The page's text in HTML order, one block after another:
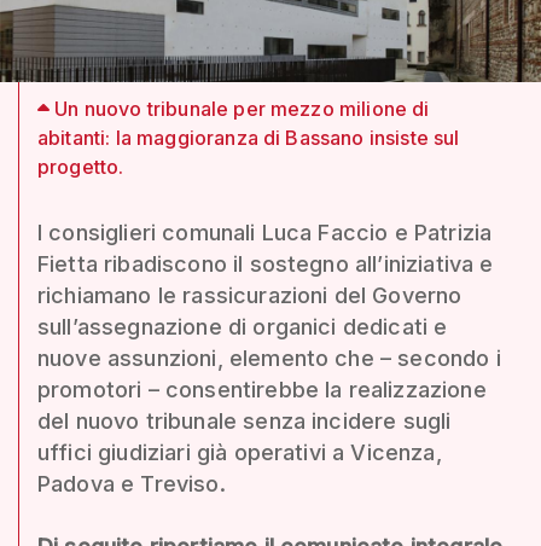
Un nuovo tribunale per mezzo milione di
abitanti: la maggioranza di Bassano insiste sul
progetto.
I consiglieri comunali Luca Faccio e Patrizia
Fietta ribadiscono il sostegno all’iniziativa e
richiamano le rassicurazioni del Governo
sull’assegnazione di organici dedicati e
nuove assunzioni, elemento che – secondo i
promotori – consentirebbe la realizzazione
del nuovo tribunale senza incidere sugli
uffici giudiziari già operativi a Vicenza,
Padova e Treviso.